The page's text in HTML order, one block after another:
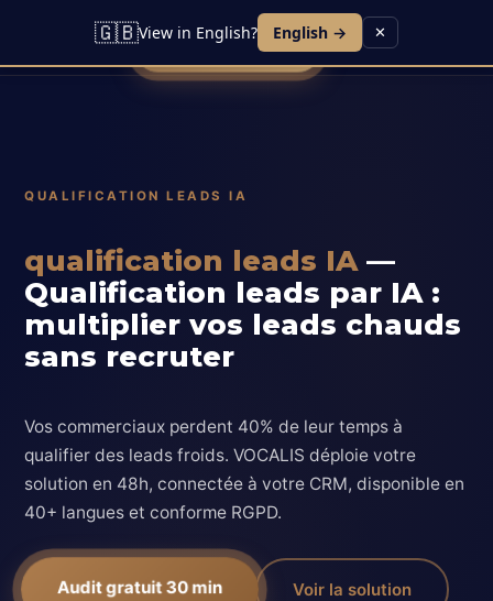
Agent VocalContactBlog
Réserver une démo
QUALIFICATION LEADS IA
qualification leads IA—
Qualification leads par IA :
multiplier vos leads chauds
sans recruter
Vos commerciaux perdent 40% de leur temps à
qualifier des leads froids. VOCALIS déploie votre
solution en 48h, connectée à votre CRM, disponible en
40+ langues et conforme RGPD.
Audit gratuit 30 min Voir la solution
🇬🇧View in English? English → ✕